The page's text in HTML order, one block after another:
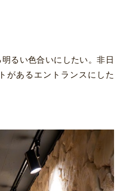
るい色合いにしたい。非日
があるエントランスにした